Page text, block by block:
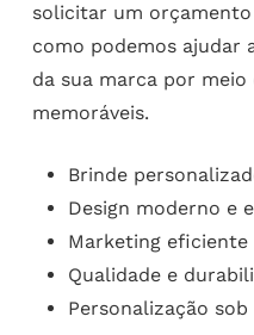
solicitar um
como podemos ajudar
da sua marca por
memoráveis.
Brinde
Design moderno e
Marketing
Qualidade e
Personalização